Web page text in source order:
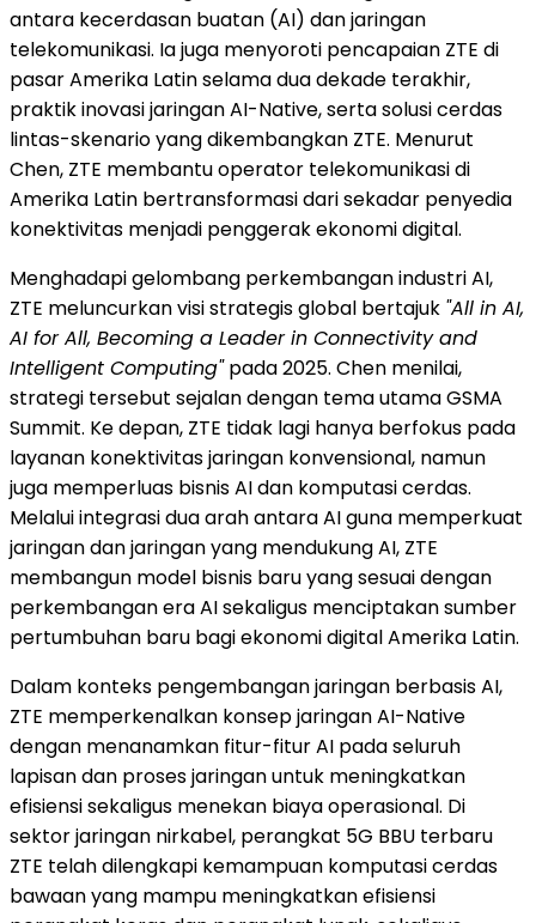
antara kecerdasan buatan (AI) dan jaringan
telekomunikasi. Ia juga menyoroti pencapaian ZTE di
pasar Amerika Latin selama dua dekade terakhir,
praktik inovasi jaringan AI-Native, serta solusi cerdas
lintas-skenario yang dikembangkan ZTE. Menurut
Chen, ZTE membantu operator telekomunikasi di
Amerika Latin bertransformasi dari sekadar penyedia
konektivitas menjadi penggerak ekonomi digital.
Menghadapi gelombang perkembangan industri AI,
ZTE meluncurkan visi strategis global bertajuk "All in AI,
AI for All, Becoming a Leader in Connectivity and
Intelligent Computing"pada 2025. Chen menilai,
strategi tersebut sejalan dengan tema utama GSMA
Summit. Ke depan, ZTE tidak lagi hanya berfokus pada
layanan konektivitas jaringan konvensional, namun
juga memperluas bisnis AI dan komputasi cerdas.
Melalui integrasi dua arah antara AI guna memperkuat
jaringan dan jaringan yang mendukung AI, ZTE
membangun model bisnis baru yang sesuai dengan
perkembangan era AI sekaligus menciptakan sumber
pertumbuhan baru bagi ekonomi digital Amerika Latin.
Dalam konteks pengembangan jaringan berbasis AI,
ZTE memperkenalkan konsep jaringan AI-Native
dengan menanamkan fitur-fitur AI pada seluruh
lapisan dan proses jaringan untuk meningkatkan
efisiensi sekaligus menekan biaya operasional. Di
sektor jaringan nirkabel, perangkat 5G BBU terbaru
ZTE telah dilengkapi kemampuan komputasi cerdas
bawaan yang mampu meningkatkan efisiensi